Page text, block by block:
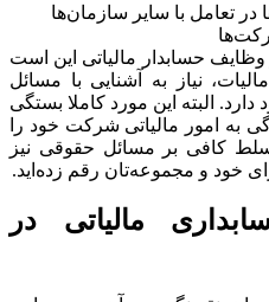
تعامل با سایر سازمان‌ها
حسابدار مالیاتی این است
نیاز به آشنایی با مسائل
البته این مورد کاملا بستگی
به امور مالیاتی شرکت خود را
کافی بر مسائل حقوقی نیز
خود و مجموعه‌تان رقم زده‌اید.
مالیاتی در